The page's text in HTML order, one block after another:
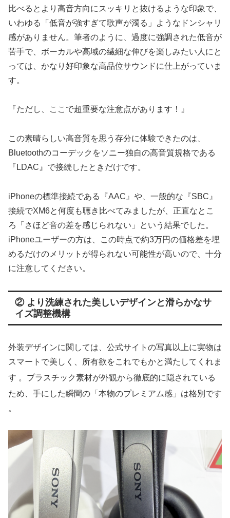
比べるとより高音方向にスッキリと抜けるような印象で、
いわゆる「低音が強すぎて歌声が濁る」ようなドンシャリ
感がありません。筆者のように、過度に強調された低音が
苦手で、ボーカルや高域の繊細な伸びを楽しみたい人にと
っては、かなり好印象な高品位サウンドに仕上がっていま
す。
『ただし、ここで超重要な注意点があります！』
この素晴らしい高音質を思う存分に体験できたのは、
Bluetoothのコーデックをソニー独自の高音質規格である
『LDAC』で接続したときだけです。
iPhoneの標準接続である『AAC』や、一般的な『SBC』
接続でXM6と何度も聴き比べてみましたが、正直なとこ
ろ「さほど音の差を感じられない」という結果でした。
iPhoneユーザーの方は、この時点で約3万円の価格差を埋
めるだけのメリットが得られない可能性が高いので、十分
に注意してください。
② より洗練された美しいデザインと滑らかなサ
イズ調整機構
外装デザインに関しては、公式サイトの写真以上に実物は
スマートで美しく、所有欲をこれでもかと満たしてくれま
す 。プラスチック素材が外観から徹底的に隠されている
ため、手にした瞬間の「本物のプレミアム感」は格別です
。